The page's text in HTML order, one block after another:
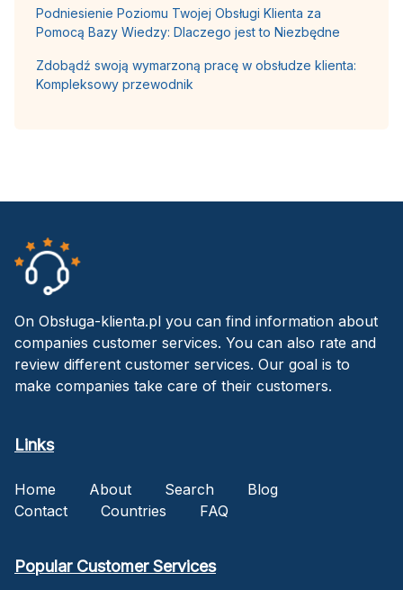
Podniesienie Poziomu Twojej Obsługi Klienta za
Pomocą Bazy Wiedzy: Dlaczego jest to Niezbędne
Zdobądź swoją wymarzoną pracę w obsłudze klienta:
Kompleksowy przewodnik
On Obsługa-klienta.pl you can find information about
companies customer services. You can also rate and
review different customer services. Our goal is to
make companies take care of their customers.
Links
Home About Search
Blog
Contact
Countries FAQ
Popular Customer Services